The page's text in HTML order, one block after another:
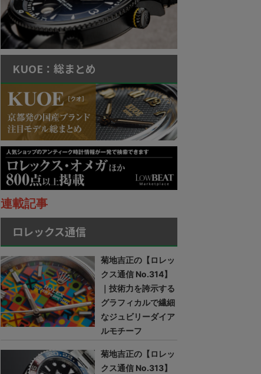
KUOE：総まとめ
連載記事
ロレックス通信
菊地吉正の【ロレッ
クス通信 No.314】
｜技術力を誇示する
グラフィカルで繊細
なジュビリーダイア
ルモチーフ
菊地吉正の【ロレッ
クス通信 No.313】